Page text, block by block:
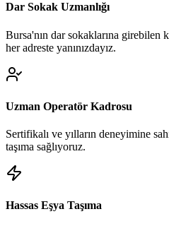
Dar Sokak Uzmanlığı
Bursa'nın dar sokaklarına girebilen
her adreste yanınızdayız.
Uzman Operatör Kadrosu
Sertifikalı ve yılların deneyimine
taşıma sağlıyoruz.
Hassas Eşya Taşıma